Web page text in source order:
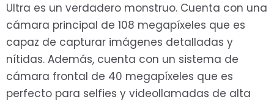
Ultra es un verdadero monstruo. Cuenta con una
cámara principal de 108 megapíxeles que es
capaz de capturar imágenes detalladas y
nítidas. Además, cuenta con un sistema de
cámara frontal de 40 megapíxeles que es
perfecto para selfies y videollamadas de alta